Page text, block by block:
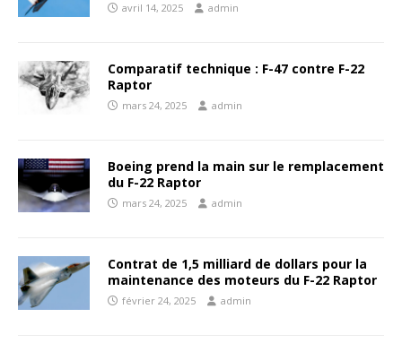
avril 14, 2025 admin
Comparatif technique : F-47 contre F-22
Raptor
mars 24, 2025 admin
Boeing prend la main sur le remplacement
du F-22 Raptor
mars 24, 2025 admin
Contrat de 1,5 milliard de dollars pour la
maintenance des moteurs du F-22 Raptor
février 24, 2025 admin